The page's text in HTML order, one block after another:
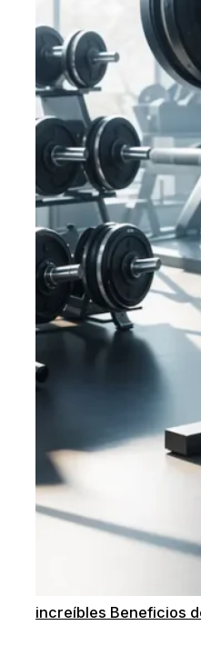
increíbles Beneficios